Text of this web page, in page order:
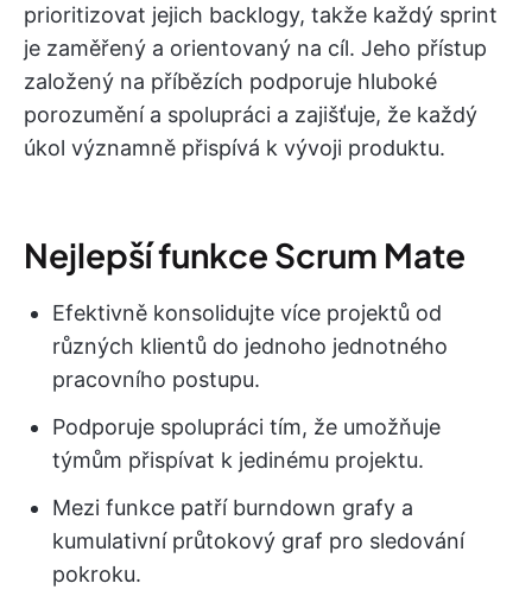
prioritizovat jejich backlogy, takže každý sprint
je zaměřený a orientovaný na cíl. Jeho přístup
založený na příbězích podporuje hluboké
porozumění a spolupráci a zajišťuje, že každý
úkol významně přispívá k vývoji produktu.
Nejlepší funkce Scrum Mate
Efektivně konsolidujte více projektů od
různých klientů do jednoho jednotného
pracovního postupu.
Podporuje spolupráci tím, že umožňuje
týmům přispívat k jedinému projektu.
Mezi funkce patří burndown grafy a
kumulativní průtokový graf pro sledování
pokroku.